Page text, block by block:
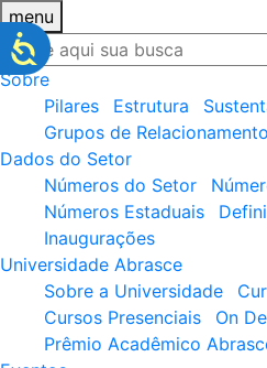
menu
Sobre
Pilares
Estrutura
Grupos de Relacionamento
Dados do Setor
Números do Setor
Números Estaduais
Inaugurações
Universidade Abrasce
Sobre a Universidade
Cursos Presenciais
On
Prêmio Acadêmico